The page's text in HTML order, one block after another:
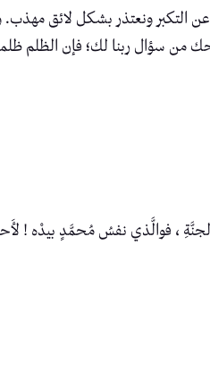
التكبر ونعتذر بشكل لائق مهذب.
من سؤال ربنا لك؛ فإن الظلم
الجنَّةِ ، فوالَّذي نفسُ مُحمَّدٍ بيدْه !